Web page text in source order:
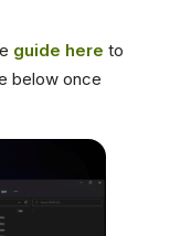
guide here to
below once